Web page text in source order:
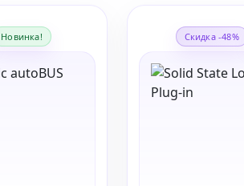
Новинка! Скидка -48%